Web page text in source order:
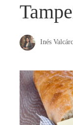
Inés